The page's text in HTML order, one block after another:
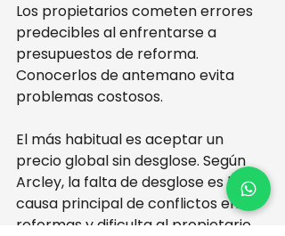
Los propietarios cometen errores
predecibles al enfrentarse a
presupuestos de reforma.
Conocerlos de antemano evita
problemas costosos.
El más habitual es aceptar un
precio global sin desglose. Según
Arcley, la falta de desglose es la
causa principal de conflictos en
reformas y dificulta al propietario